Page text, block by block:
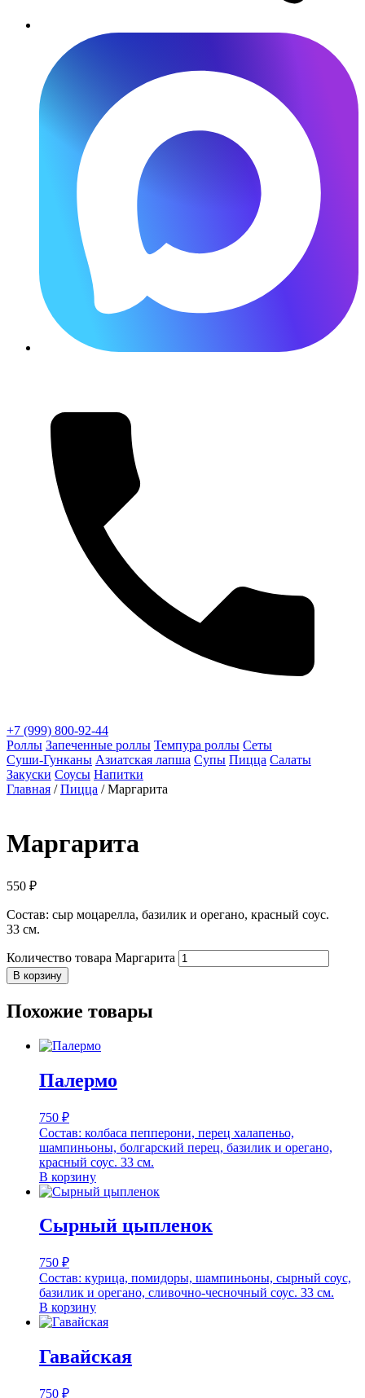
+7 (999) 800-92-44
Роллы Запеченные роллы Темпура роллы Сеты
Суши‑Гунканы Азиатская лапша Супы Пицца Салаты
Закуски Соусы Напитки
Главная /Пицца / Маргарита
Маргарита
550 ₽
Состав: сыр моцарелла, базилик и орегано, красный соус.
33 см.
Количество товара Маргарита
В корзину
Похожие товары
Палермо
750 ₽
Состав: колбаса пепперони, перец халапеньо,
шампиньоны, болгарский перец, базилик и орегано,
красный соус. 33 см.
В корзину
Сырный цыпленок
750 ₽
Состав: курица, помидоры, шампиньоны, сырный соус,
базилик и орегано, сливочно-чесночный соус. 33 см.
В корзину
Гавайская
750 ₽